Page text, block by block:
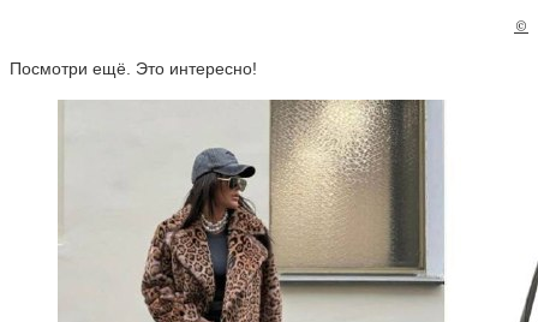
©
Посмотри ещё. Это интересно!